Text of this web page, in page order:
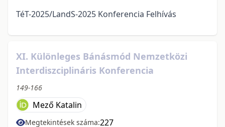
TéT-2025/LandS-2025 Konferencia Felhívás
XI. Különleges Bánásmód Nemzetközi
Interdiszciplináris Konferencia
149-166
Mező Katalin
Megtekintések száma:227